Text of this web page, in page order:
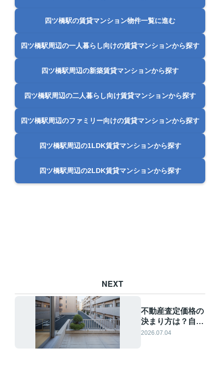
四ツ橋駅の賃貸マンション物件一覧に進む
四ツ橋駅周辺の一人暮らし向けの賃貸マンションから探す
四ツ橋駅周辺の新築賃貸マンションから探す
四ツ橋駅周辺の二人暮らし向け賃貸マンションから探す
四ツ橋駅周辺のファミリー向けの賃貸マンションから探す
四ツ橋駅周辺の1LDK賃貸マンションから探す
四ツ橋駅周辺の2LDK賃貸マンションから探す
NEXT
不動産査定価格の
決まり方は？自宅
売却で押さえるべ
2026.07.04